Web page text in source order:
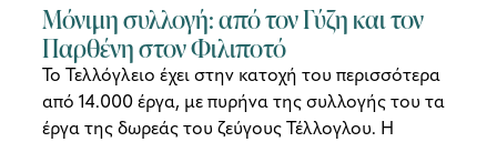
Μόνιμη συλλογή: από τον Γύζη και τον
Παρθένη στον Φιλιποτό
Το Τελλόγλειο έχει στην κατοχή του περισσότερα
από 14.000 έργα, με πυρήνα της συλλογής του τα
έργα της δωρεάς του ζεύγους Τέλλογλου. Η